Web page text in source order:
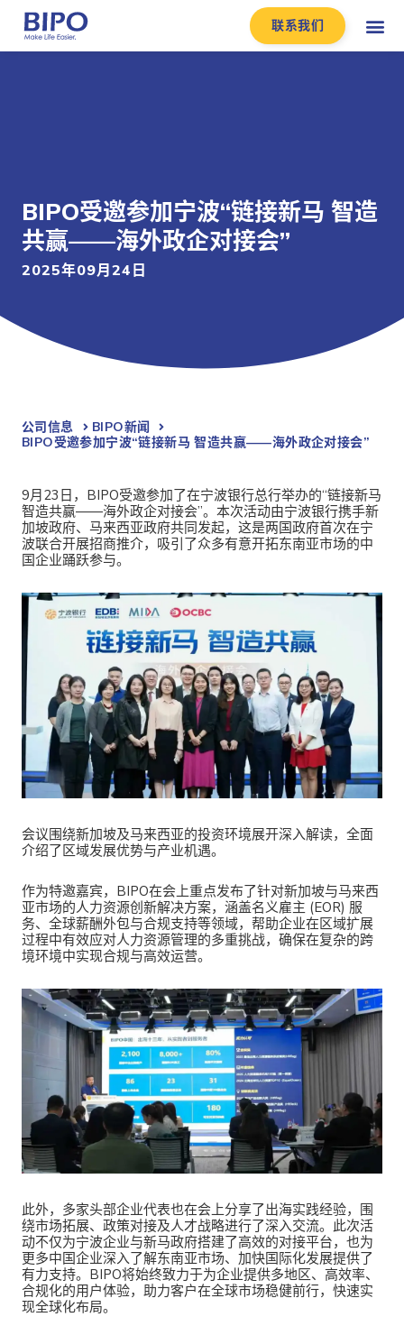
联系我们
BIPO受邀参加宁波“链接新马 智造
共赢——海外政企对接会”
2025年09月24日
公司信息
BIPO新闻​
BIPO受邀参加宁波“链接新马 智造共赢——海外政企对接会”
9月23日，BIPO受邀参加了在宁波银行总行举办的“链接新马
智造共赢——海外政企对接会”。本次活动由宁波银行携手新
加坡政府、马来西亚政府共同发起，这是两国政府首次在宁
波联合开展招商推介，吸引了众多有意开拓东南亚市场的中
国企业踊跃参与。
会议围绕新加坡及马来西亚的投资环境展开深入解读，全面
介绍了区域发展优势与产业机遇。
作为特邀嘉宾，BIPO在会上重点发布了针对新加坡与马来西
亚市场的人力资源创新解决方案，涵盖名义雇主 (EOR) 服
务、全球薪酬外包与合规支持等领域，帮助企业在区域扩展
过程中有效应对人力资源管理的多重挑战，确保在复杂的跨
境环境中实现合规与高效运营。
此外，多家头部企业代表也在会上分享了出海实践经验，围
绕市场拓展、政策对接及人才战略进行了深入交流。此次活
动不仅为宁波企业与新马政府搭建了高效的对接平台，也为
更多中国企业深入了解东南亚市场、加快国际化发展提供了
有力支持。BIPO将始终致力于为企业提供多地区、高效率、
合规化的用户体验，助力客户在全球市场稳健前行，快速实
现全球化布局。